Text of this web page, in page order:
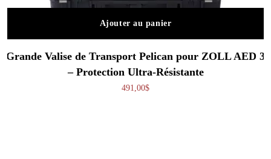
Ajouter au panier
Grande Valise de Transport Pelican pour ZOLL AED 3
– Protection Ultra-Résistante
491,00$